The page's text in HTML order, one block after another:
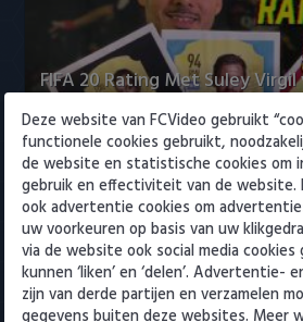
Willem II
FIFA 20 Rating Met Suley Virgil
Boven Neymar M…
12 september 2019 17:52
Deze website van FCVideo gebruikt
functionele cookies gebruikt,
de website en statistische cookies om
gebruik en effectiviteit van de
ook advertentie cookies om
uw voorkeuren op basis van uw
via de website ook social media
kunnen ‘liken’ en ‘delen’. Advertentie-
zijn van derde partijen en verzamelen